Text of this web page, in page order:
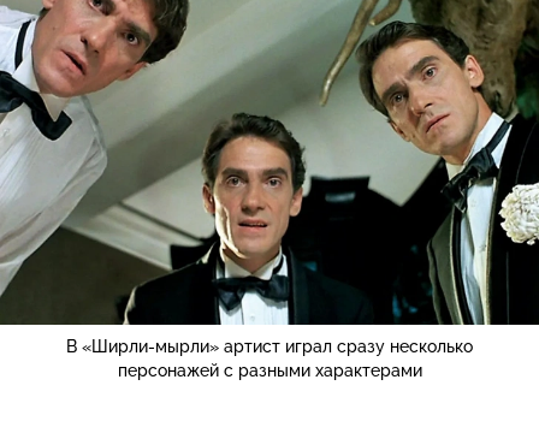
В «Ширли-мырли» артист играл сразу несколько
персонажей с разными характерами